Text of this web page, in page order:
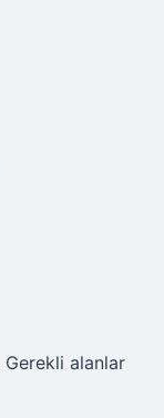
Gerekli alanlar